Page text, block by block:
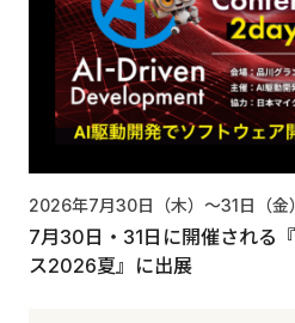
2026年7月30日（木）〜31日（金）
7月30日・31日に開催される
ス2026夏』に出展